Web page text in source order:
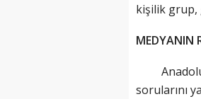
kişilik grup,
MEDYANIN
Anadolu
sorularını